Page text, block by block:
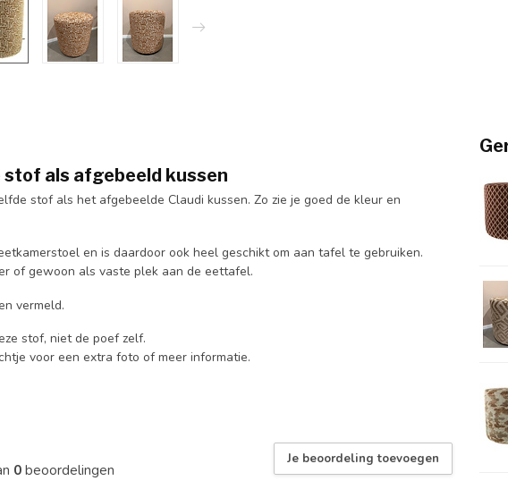
stof als afgebeeld kussen
stof als het afgebeelde Claudi kussen. Zo zie je goed de kleur en
en is daardoor ook heel geschikt om aan tafel te gebruiken.
of gewoon als vaste plek aan de eettafel.
vermeld.
stof, niet de poef zelf.
voor een extra foto of meer informatie.
0beoordelingen
Je beoordeling toevoegen